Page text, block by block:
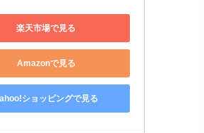
楽天市場で見る
Amazonで見る
ショッピングで見る